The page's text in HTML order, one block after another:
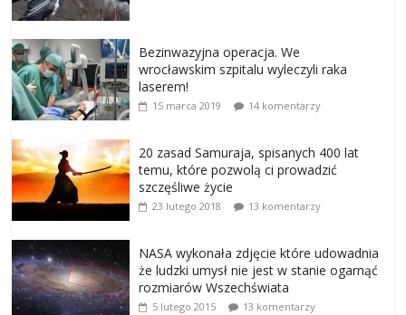
Bezinwazyjna operacja. We
wrocławskim szpitalu wyleczyli raka
laserem!
15 marca 2019 14 komentarzy
20 zasad Samuraja, spisanych 400 lat
temu, które pozwolą ci prowadzić
szczęśliwe życie
23 lutego 2018 13 komentarzy
NASA wykonała zdjęcie które udowadnia
że ludzki umysł nie jest w stanie ogarnąć
rozmiarów Wszechświata
5 lutego 2015 13 komentarzy